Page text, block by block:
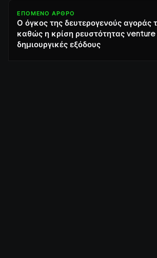
ΕΠΌΜΕΝΟ ΆΡΘΡΟ
Ο όγκος της δευτερογενούς αγοράς
καθώς η κρίση ρευστότητας venture
δημιουργικές εξόδους